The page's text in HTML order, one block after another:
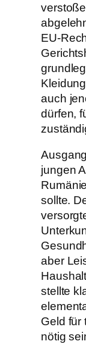
EU-
auch
dürfen,
jungen
sollte.
aber
stellte
Geld für
nötig